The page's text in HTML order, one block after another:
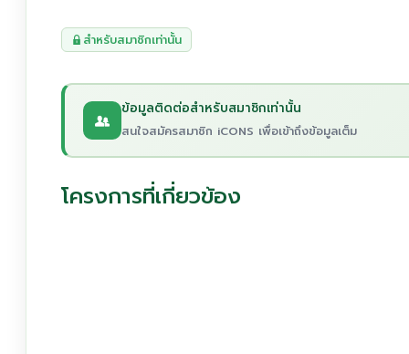
สำหรับสมาชิกเท่านั้น
ข้อมูลติดต่อสำหรับสมาชิกเท่านั้น
สนใจสมัครสมาชิก iCONS เพื่อเข้าถึงข้อมูลเต็ม
โครงการที่เกี่ยวข้อง